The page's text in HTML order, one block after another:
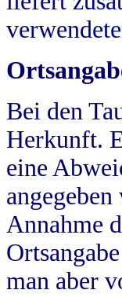
Bei den
Herkunft.
eine
Annahme
man aber